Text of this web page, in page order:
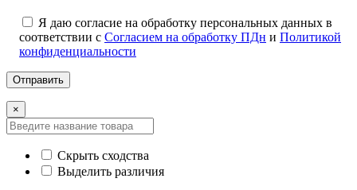
Я даю согласие на обработку персональных данных в
соответствии с Согласием на обработку ПДн и Политикой
конфиденциальности
×
Скрыть сходства
Выделить различия